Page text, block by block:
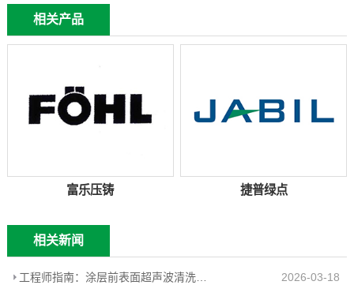
相关产品
富乐压铸 捷普绿点
相关新闻
工程师指南：涂层前表面超声波清洗预处理
2026-03-18